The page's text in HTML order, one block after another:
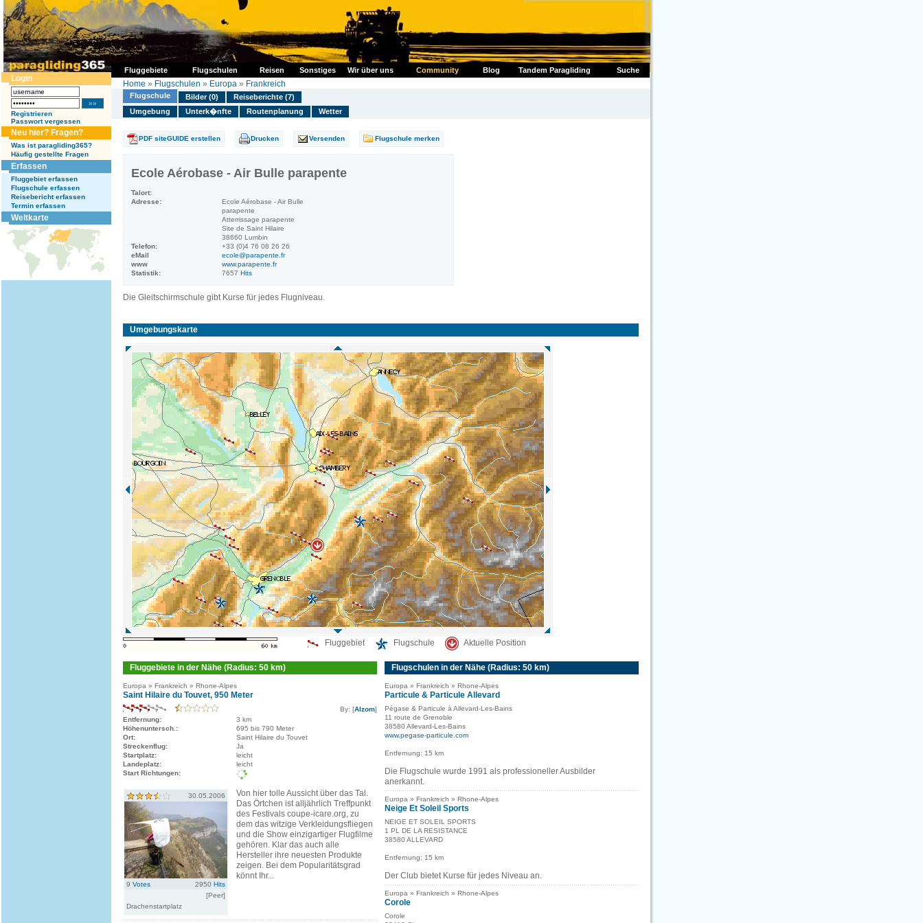
Fluggebiete Flugschulen Reisen Sonstiges Wir über uns Suche
Community Blog Tandem Paragliding
Login
Registrieren
Passwort vergessen
Neu hier? Fragen?
Was ist paragliding365?
Häufig gestellte Fragen
Erfassen
Fluggebiet erfassen
Flugschule erfassen
Reisebericht erfassen
Termin erfassen
Weltkarte
Home » Flugschulen » Europa » Frankreich
Flugschule Bilder (0)
Reiseberichte (7)
Umgebung
Unterk�nfte Routenplanung Wetter
PDF siteGUIDE erstellen Drucken Versenden Flugschule merken
Ecole Aérobase - Air Bulle parapente
Talort:
Adresse:
Ecole Aérobase - Air Bulle
parapente
Atterrissage parapente
Site de Saint Hilaire
38660 Lumbin
Telefon:
+33 (0)4 76 08 26 26
eMail
ecole@parapente.fr
www
www.parapente.fr
Statistik:
7657 Hits
Die Gleitschirmschule gibt Kurse für jedes Flugniveau.
Umgebungskarte
Fluggebiet Flugschule Aktuelle Position
Fluggebiete in der Nähe (Radius: 50 km)
Europa » Frankreich » Rhone-Alpes
Saint Hilaire du Touvet, 950 Meter
By: [Alzom]
Entfernung:
3 km
Höhenuntersch.:
695 bis 790 Meter
Ort:
Saint Hilaire du Touvet
Streckenflug:
Ja
Startplatz:
leicht
Landeplatz:
leicht
Start Richtungen:
30.05.2006
9 Votes 2950 Hits
[Peer]
Drachenstartplatz
Von hier tolle Aussicht über das Tal.
Das Örtchen ist alljährlich Treffpunkt
des Festivals coupe-icare.org, zu
dem das witzige Verkleidungsfliegen
und die Show einzigartiger Flugfilme
gehören. Klar das auch alle
Hersteller ihre neuesten Produkte
zeigen. Bei dem Popularitätsgrad
könnt Ihr...
Flugschulen in der Nähe (Radius: 50 km)
Europa » Frankreich » Rhone-Alpes
Particule & Particule Allevard
Pégase & Particule à Allevard-Les-Bains
11 route de Grenoble
38580 Allevard-Les-Bains
www.pegase-particule.com
Entfernung: 15 km
Die Flugschule wurde 1991 als professioneller Ausbilder
anerkannt.
Europa » Frankreich » Rhone-Alpes
Neige Et Soleil Sports
NEIGE ET SOLEIL SPORTS
1 PL DE LA RESISTANCE
38580 ALLEVARD
Entfernung: 15 km
Der Club bietet Kurse für jedes Niveau an.
Europa » Frankreich » Rhone-Alpes
Corole
Corole